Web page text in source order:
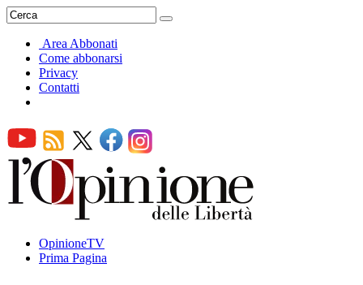
Area Abbonati
Come abbonarsi
Privacy
Contatti
OpinioneTV
Prima Pagina